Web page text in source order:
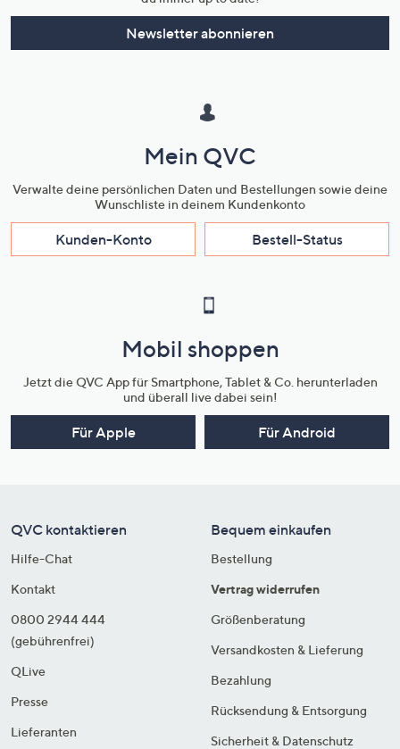
Newsletter abonnieren
Mein QVC
Verwalte deine persönlichen Daten und Bestellungen sowie deine
Wunschliste in deinem Kundenkonto
Kunden-Konto Bestell-Status
Mobil shoppen
Jetzt die QVC App für Smartphone, Tablet & Co. herunterladen
und überall live dabei sein!
Für Apple Für Android
QVC kontaktieren
Hilfe-Chat
Kontakt
0800 2944 444
(gebührenfrei)
QLive
Presse
Lieferanten
Bequem einkaufen
Bestellung
Vertrag widerrufen
Größenberatung
Versandkosten & Lieferung
Bezahlung
Rücksendung & Entsorgung
Sicherheit & Datenschutz